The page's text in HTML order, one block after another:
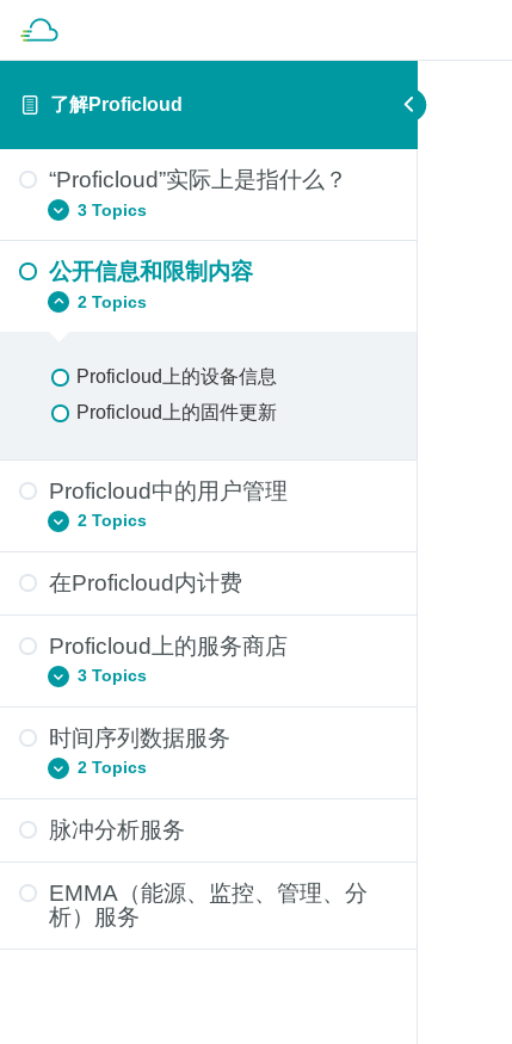
了解Proficloud
“Proficloud”实际上是指什么？
3 Topics
Proficloud的数据安全
公开信息和限制内容
2 Topics
Proficloud上的设备信息
Proficloud上的固件更新
Proficloud中的用户管理
2 Topics
Proficloud 内的组织
Proficloud 中的权限
在Proficloud内计费
Proficloud上的服务商店
3 Topics
Proficloud上智能服务的成本结构
Proficloud的订阅管理
时间序列数据服务
2 Topics
时间序列数据服务中使用默认仪表板
使用时间序列数据服务中的警报功能
脉冲分析服务
EMMA（能源、监控、管理、分
析）服务